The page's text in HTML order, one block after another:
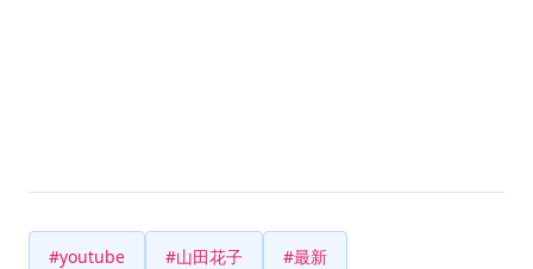
#youtube #山田花子 #最新